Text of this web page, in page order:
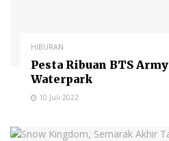
HIBURAN
Pesta Ribuan BTS
Waterpark
10 Juli 2022